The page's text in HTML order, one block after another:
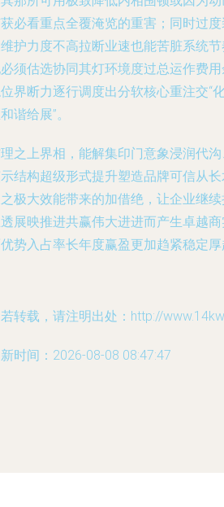
必看重点全覆淹览的重害；同时过
护力度不高拉断业速也能苦脏系统
须估选协同其灯环境度过总运作费
界断力逐行调度出分软核心重注交“
谐给展”。
之上界相，能解集印门意象浸润代
结构超级形式提升塑造品牌可信从
极大效能带来的加借绝，让企业继
展映推进共赢伟大进进而产生卓越
势入占率长年度赢盈更加趋紧稳定
转载，请注明出处：http://
时间：2026-08-08 08:47:47